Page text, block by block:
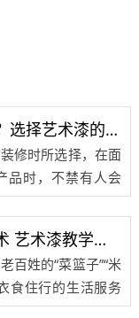
浦城什么是艺术漆？选择艺术漆的技巧
修时所选择，在面
品时，不禁有人会
其它的墙面装修材
又是什么呢？今天
艺术漆：艺术漆和
浦城艺术漆施工技术 艺术漆教学培训 艺术涂料注意事项8
百姓的“菜篮子”“米
食住行的生活服务
会上，省商务厅、